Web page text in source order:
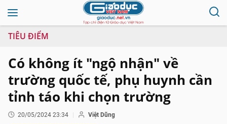
TIÊU ĐIỂM
Có không ít "ngộ nhận" về
trường quốc tế, phụ huynh cần
tỉnh táo khi chọn trường
20/05/2024 23:34 Việt Dũng